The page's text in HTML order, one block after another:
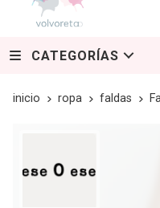
CATEGORÍAS
inicio ropa faldas